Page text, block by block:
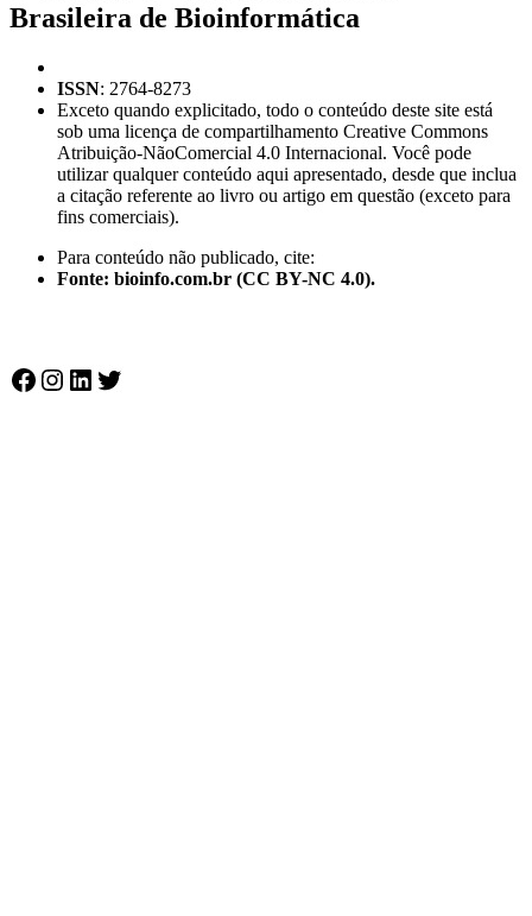
Brasileira de Bioinformática
ISSN: 2764-8273
Exceto quando explicitado, todo o conteúdo deste site está
sob uma licença de compartilhamento Creative Commons
Atribuição-NãoComercial 4.0 Internacional. Você pode
utilizar qualquer conteúdo aqui apresentado, desde que inclua
a citação referente ao livro ou artigo em questão (exceto para
fins comerciais).
Para conteúdo não publicado, cite:
Fonte: bioinfo.com.br (CC BY-NC 4.0).
Facebook
Instagram
LinkedIn
Twitter